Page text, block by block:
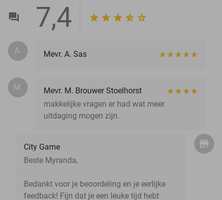
7,4
A. Mevr. A. Sas
M.
Mevr. M. Brouwer Stoelhorst
makkelijke vragen er had wat meer
uitdaging mogen zijn.
City Game
Beste Myranda,
Bedankt voor je beoordeling en je eerlijke
feedback! Fijn dat je een leuke tijd hebt